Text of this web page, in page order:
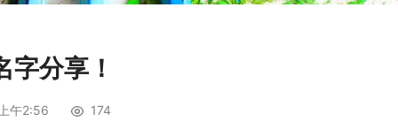
分享！
午2:56 174